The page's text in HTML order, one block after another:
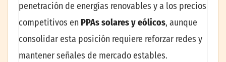
penetración de energías renovables y a los precios
competitivos en PPAssolares y eólicos, aunque
consolidar esta posición requiere reforzar redes y
mantener señales de mercado estables.